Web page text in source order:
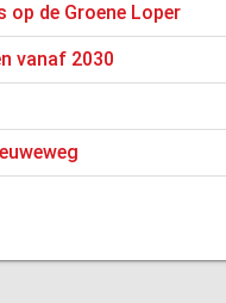
op de Groene Loper
vanaf 2030